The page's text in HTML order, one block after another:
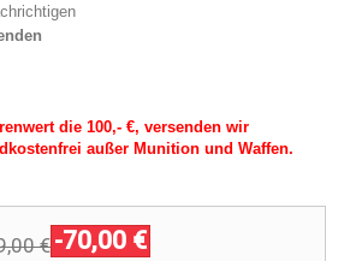
die 100,- €, versenden wir
außer Munition und Waffen.
€-70,00 €